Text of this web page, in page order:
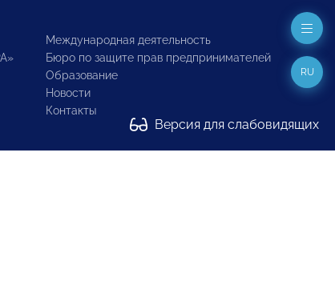
Международная деятельность
Бюро по защите прав предпринимателей
Образование
Новости
Контакты
Версия для слабовидящих
RU